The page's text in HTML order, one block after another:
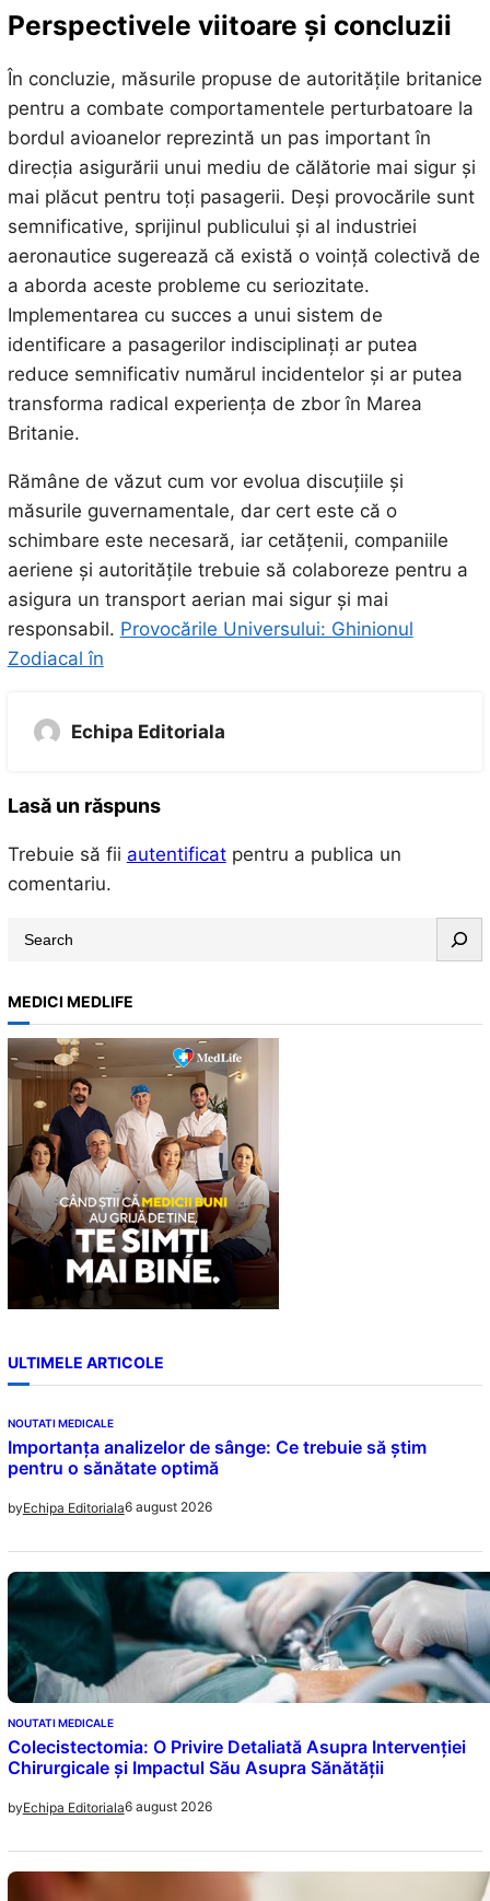
Perspectivele viitoare și concluzii
În concluzie, măsurile propuse de autoritățile britanice
pentru a combate comportamentele perturbatoare la
bordul avioanelor reprezintă un pas important în
direcția asigurării unui mediu de călătorie mai sigur și
mai plăcut pentru toți pasagerii. Deși provocările sunt
semnificative, sprijinul publicului și al industriei
aeronautice sugerează că există o voință colectivă de
a aborda aceste probleme cu seriozitate.
Implementarea cu succes a unui sistem de
identificare a pasagerilor indisciplinați ar putea
reduce semnificativ numărul incidentelor și ar putea
transforma radical experiența de zbor în Marea
Britanie.
Rămâne de văzut cum vor evolua discuțiile și
măsurile guvernamentale, dar cert este că o
schimbare este necesară, iar cetățenii, companiile
aeriene și autoritățile trebuie să colaboreze pentru a
asigura un transport aerian mai sigur și mai
responsabil. Provocările Universului: Ghinionul
Zodiacal în
Echipa Editoriala
Lasă un răspuns
Trebuie să fii autentificatpentru a publica un
comentariu.
r
c
h
MEDICI MEDLIFE
ULTIMELE ARTICOLE
NOUTATI MEDICALE
Importanța analizelor de sânge: Ce trebuie să știm
pentru o sănătate optimă
byEchipa Editoriala6 august 2026
NOUTATI MEDICALE
Colecistectomia: O Privire Detaliată Asupra Intervenției
Chirurgicale și Impactul Său Asupra Sănătății
byEchipa Editoriala6 august 2026